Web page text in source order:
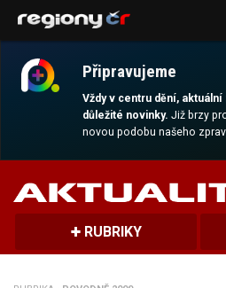
Připravujeme
Vždy v centru dění,
důležité novinky.Již brzy
novou podobu našeho
AKTUALITY
MAGAZÍN
DALŠÍ
RUBRIKY